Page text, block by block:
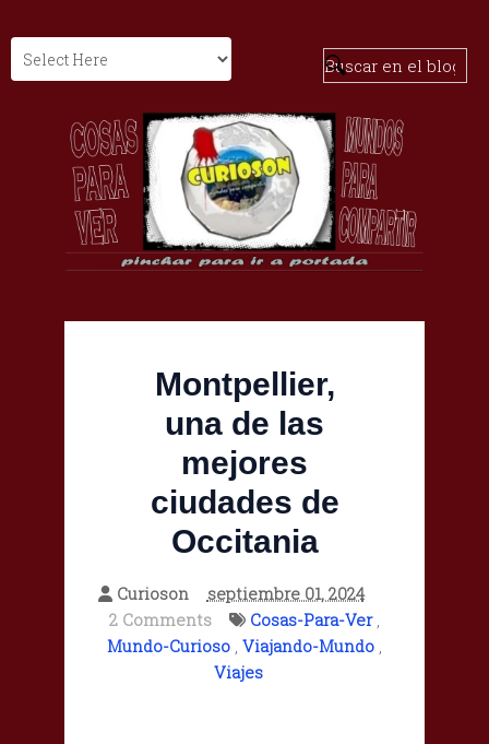
Montpellier,
una de las
mejores
ciudades de
Occitania
Curioson
septiembre 01, 2024
2 Comments
Cosas-Para-Ver,
Mundo-Curioso , Viajando-Mundo ,
Viajes